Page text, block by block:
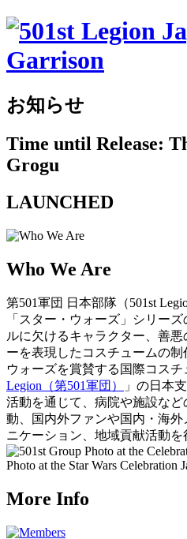
お知らせ
Time until Release:
Grogu
LAUNCHED
Who We Are
第501軍団 日本部隊（501st
「スター・ウォーズ」シリー
ルに欠けるキャラクター、善
ーを表現したコスチュームの制
ウォーズを賞賛する国際コスチ
Legion（第501軍団）
」の日本
活動を通じて、病院や施設な
動、国内外ファンや国内・海
ニケーション、地域貢献活動を
Photo at the Star Wars Celebration
More Info